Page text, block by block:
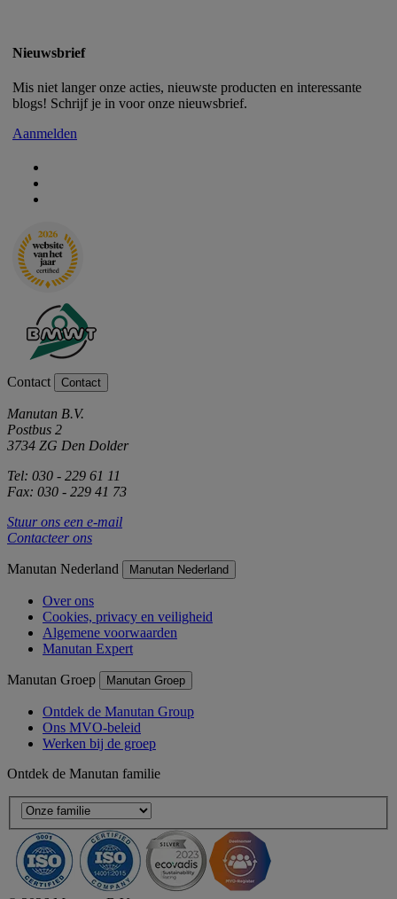
Nieuwsbrief
Mis niet langer onze acties, nieuwste producten en interessante
blogs! Schrijf je in voor onze nieuwsbrief.
Aanmelden
Contact Contact
Manutan B.V.
Postbus 2
3734 ZG Den Dolder
Tel: 030 - 229 61 11
Fax: 030 - 229 41 73
Stuur ons een e-mail
Contacteer ons
Manutan Nederland Manutan Nederland
Over ons
Cookies, privacy en veiligheid
Algemene voorwaarden
Manutan Expert
Manutan Groep Manutan Groep
Ontdek de Manutan Group
Ons MVO-beleid
Werken bij de groep
Ontdek de Manutan familie